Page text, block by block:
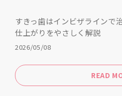
すきっ歯はインビザラインで
仕上がりをやさしく解説
2026/05/08
READ